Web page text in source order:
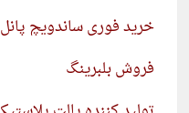
خرید فوری ساندویچ پانل
فروش بلبرینگ